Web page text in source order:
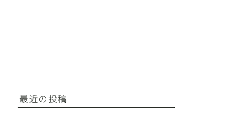
最近の投稿